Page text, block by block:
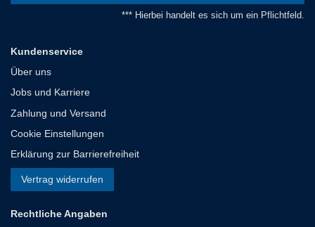
*** Hierbei handelt es sich um ein Pflichtfeld.
Kundenservice
Über uns
Jobs und Karriere
Zahlung und Versand
Cookie Einstellungen
Erklärung zur Barrierefreiheit
Vertrag widerrufen
Rechtliche Angaben